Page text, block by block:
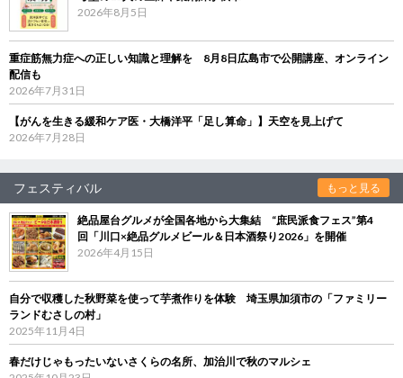
2026年8月5日
重症筋無力症への正しい知識と理解を 8月8日広島市で公開講座、オンライン
配信も
2026年7月31日
【がんを生きる緩和ケア医・大橋洋平「足し算命」】天空を見上げて
2026年7月28日
フェスティバル もっと見る
絶品屋台グルメが全国各地から大集結 “庶民派食フェス”第4
回「川口×絶品グルメビール＆日本酒祭り2026」を開催
2026年4月15日
自分で収穫した秋野菜を使って芋煮作りを体験 埼玉県加須市の「ファミリー
ランドむさしの村」
2025年11月4日
春だけじゃもったいないさくらの名所、加治川で秋のマルシェ